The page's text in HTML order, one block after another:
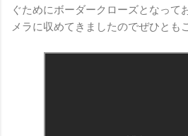
ぐためにボーダークローズとなって
メラに収めてきましたのでぜひとも